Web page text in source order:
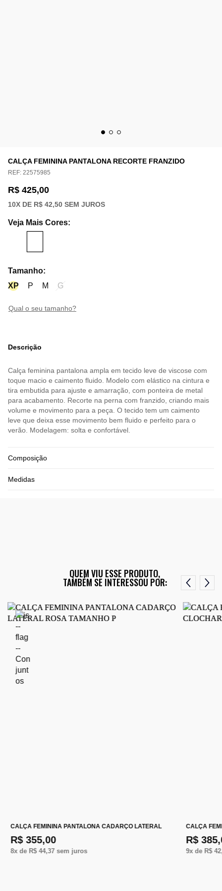
CALÇA FEMININA PANTALONA RECORTE FRANZIDO
REF: 22575985
R$ 425,00
10X DE R$ 42,50 SEM JUROS
Veja Mais Cores:
Tamanho:
XP
P M G
qual o seu tamanho?
Descrição
Calça feminina pantalona ampla em tecido leve de viscose com
toque macio e caimento fluido. Modelo com elástico na cintura e
tira embutida para ajuste e amarração, com ponteira de metal
para acabamento. Recorte na perna com franzido, criando mais
volume e movimento para a peça. O tecido tem um caimento
leve que deixa esse movimento bem fluido e perfeito para o
verão. Modelagem: solta e confortável.
Composição
Medidas
QUEM VIU ESSE PRODUTO,
TAMBÉM SE INTERESSOU POR:
CALÇA FEMININA PANTALONA CADARÇO LATERAL
R$ 355,00
8x de R$ 44,37sem juros
CALÇA
R$
9x de R$